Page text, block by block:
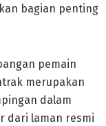
bagian penting
pemain
merupakan
dalam
dari laman resmi